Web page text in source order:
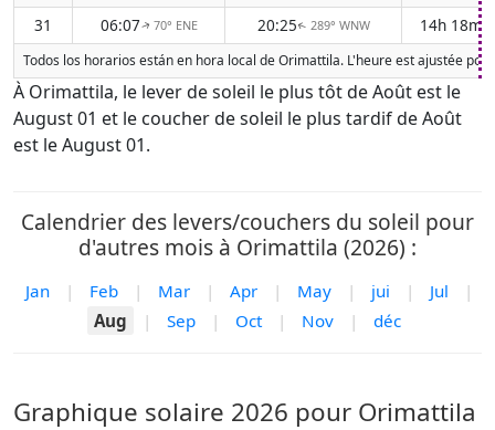
31
06:07↑ 70° ENE 20:25↑ 289° WNW 14h 18m
Todos los horarios están en hora local de Orimattila. L'heure est ajustée
À Orimattila, le lever de soleil le plus tôt de Août est le
August 01 et le coucher de soleil le plus tardif de Août
est le August 01.
Calendrier des levers/couchers du soleil pour
d'autres mois à Orimattila (2026) :
Jan | Feb | Mar | Apr | May | jui | Jul
|
Aug
| Sep | Oct | Nov | déc
Graphique solaire 2026 pour Orimattila